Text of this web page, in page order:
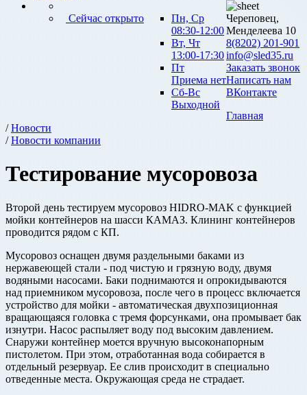
Сейчас открыто
Пн, Ср
08:30-12:00
Вт, Чт
13:00-17:30
Пт
Приема нет
Сб-Вс
Выходной
Череповец,
Менделеева 10
8(8202) 201-901
info@sled35.ru
Заказать звонок
Написать нам
ВКонтакте
Главная
/Новости
/Новости компании
Тестирование мусоровоза
Второй день тестируем мусоровоз HIDRO-MAK с функцией
мойки контейнеров на шасси КАМАЗ. Клининг контейнеров
проводится рядом с КП.
Мусоровоз оснащен двумя раздельными баками из
нержавеющей стали - под чистую и грязную воду, двумя
водяными насосами. Баки поднимаются и опрокидываются
над приемником мусоровоза, после чего в процесс включается
устройство для мойки - автоматическая двухпозиционная
вращающаяся головка с тремя форсунками, она промывает бак
изнутри. Насос распыляет воду под высоким давлением.
Снаружи контейнер моется вручную высоконапорным
пистолетом. При этом, отработанная вода собирается в
отдельный резервуар. Ее слив происходит в специально
отведенные места. Окружающая среда не страдает.